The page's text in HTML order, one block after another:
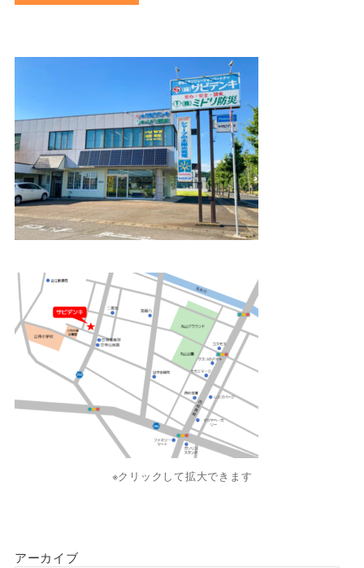
※クリックして拡大できます
アーカイブ